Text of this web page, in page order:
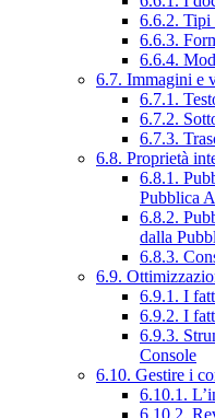
6.6.2. Tipi
6.6.3.
6.6.4.
6.7. Immagini e
6.7.1.
6.7.2.
6.7.3.
6.8. Proprietà
6.8.1.
Pubblica
6.8.2.
dalla
6.8.3.
6.9.
6.9.1. I
6.9.2. I
6.9.3.
Console
6.10. Gestire i
6.10.1.
6.10.2.